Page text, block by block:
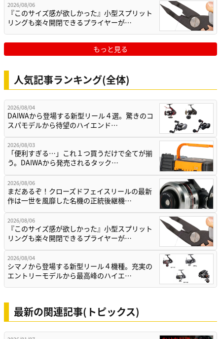
2026/08/06
『このサイズ感が欲しかった』小型スプリット
リングも楽々開閉できるプライヤーが…
もっと見る
人気記事ランキング(全体)
2026/08/04
DAIWAから登場する新型リール４選。驚きのコ
スパモデルから待望のハイエンド…
2026/08/03
「便利すぎる…」これ１つ買うだけで全てが揃
う。DAIWAから発売されるタック…
2026/08/06
まだあるぞ！クローズドフェイスリールの最新
作は一世を風靡した名機の正統後継機…
2026/08/06
『このサイズ感が欲しかった』小型スプリット
リングも楽々開閉できるプライヤーが…
2026/08/04
シマノから登場する新型リール４機種。充実の
エントリーモデルから最高峰のハイエ…
最新の関連記事(トピックス)